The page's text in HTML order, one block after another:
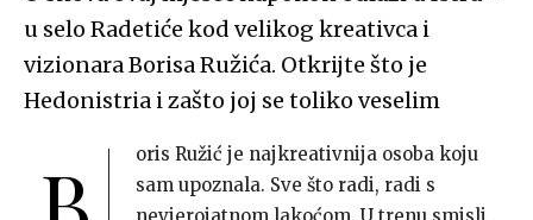
u selo Radetiće kod velikog kreativca i
vizionara Borisa Ružića. Otkrijte što je
Hedonistria i zašto joj se toliko veselim
oris Ružić je najkreativnija osoba koju
sam upoznala. Sve što radi, radi s